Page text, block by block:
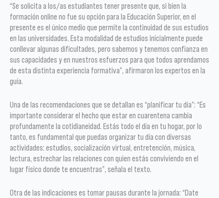
“Se solicita a los/as estudiantes tener presente que, si bien la
formación online no fue su opción para la Educación Superior, en el
presente es el único medio que permite la continuidad de sus estudios
en las universidades. Esta modalidad de estudios inicialmente puede
conllevar algunas dificultades, pero sabemos y tenemos confianza en
sus capacidades y en nuestros esfuerzos para que todos aprendamos
de esta distinta experiencia formativa”, afirmaron los expertos en la
guía.
Una de las recomendaciones que se detallan es “planificar tu día”: “Es
importante considerar el hecho que estar en cuarentena cambia
profundamente la cotidianeidad. Estás todo el día en tu hogar, por lo
tanto, es fundamental que puedas organizar tu día con diversas
actividades: estudios, socialización virtual, entretención, música,
lectura, estrechar las relaciones con quien estás conviviendo en el
lugar físico donde te encuentras”, señala el texto.
Otra de las indicaciones es tomar pausas durante la jornada: “Date